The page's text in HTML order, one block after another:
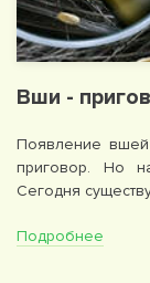
Вши -
Появление вшей
приговор. Но
Сегодня
Подробнее